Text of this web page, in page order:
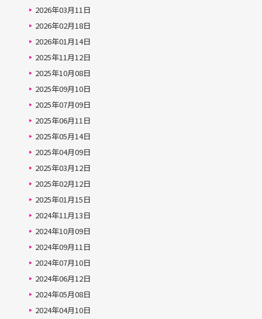
2026年03月11日
2026年02月18日
2026年01月14日
2025年11月12日
2025年10月08日
2025年09月10日
2025年07月09日
2025年06月11日
2025年05月14日
2025年04月09日
2025年03月12日
2025年02月12日
2025年01月15日
2024年11月13日
2024年10月09日
2024年09月11日
2024年07月10日
2024年06月12日
2024年05月08日
2024年04月10日